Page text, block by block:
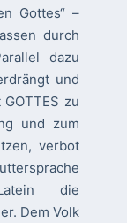
Gottes“ –
durch
dazu
und
zu
und zum
verbot
die
Dem Volk